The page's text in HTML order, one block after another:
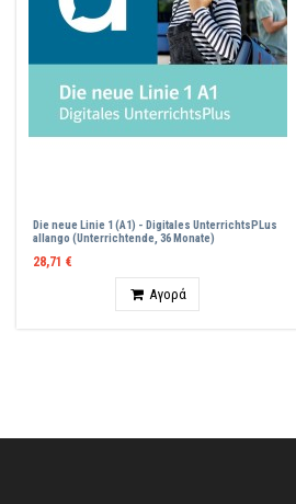
Die neue Linie 1 (A1) - Digitales UnterrichtsPLus
allango (Unterrichtende, 36 Monate)
28,71 €
Αγορά